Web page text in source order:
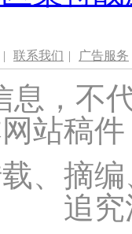
| 联系我们 | 广告服务
息，不
站稿
、摘
追